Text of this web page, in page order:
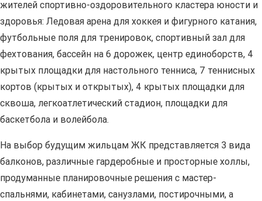
жителей спортивно-оздоровительного кластера юности и
здоровья: Ледовая арена для хоккея и фигурного катания,
футбольные поля для тренировок, спортивный зал для
фехтования, бассейн на 6 дорожек, центр единоборств, 4
крытых площадки для настольного тенниса, 7 теннисных
кортов (крытых и открытых), 4 крытых площадки для
сквоша, легкоатлетический стадион, площадки для
баскетбола и волейбола.
На выбор будущим жильцам ЖК представляется 3 вида
балконов, различные гардеробные и просторные холлы,
продуманные планировочные решения с мастер-
спальнями, кабинетами, санузлами, постирочными, а